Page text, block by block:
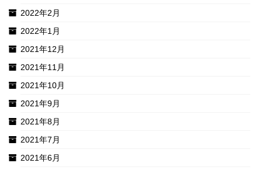
2022年2月
2022年1月
2021年12月
2021年11月
2021年10月
2021年9月
2021年8月
2021年7月
2021年6月